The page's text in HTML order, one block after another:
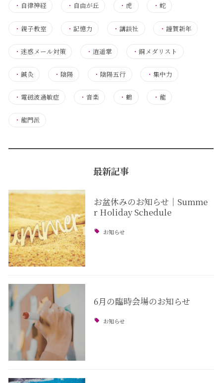
・ 自律神経 ・ 自由が丘 ・ 虎 ・ 蛇
・ 親子教室 ・記憶力 ・講談社 ・ 謹賀新年
・ 迷惑メール対策 ・逍遥掌 ・銅メダリスト
・ 鍼灸 ・ 陰陽 ・ 陰陽五行 ・ 集中力
・ 電磁波過敏症 ・音楽 ・鶴 ・ 龍
・ 龍門派
最新記事
お盆休みのお知らせ｜Summe
r Holiday Schedule
お知らせ
6月の臨時会場のお知らせ
お知らせ